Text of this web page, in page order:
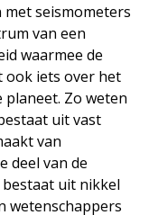
seismometers
van een
waarmee de
ook iets over het
Zo weten
uit vast
van
deel van de
uit nikkel
wetenschappers